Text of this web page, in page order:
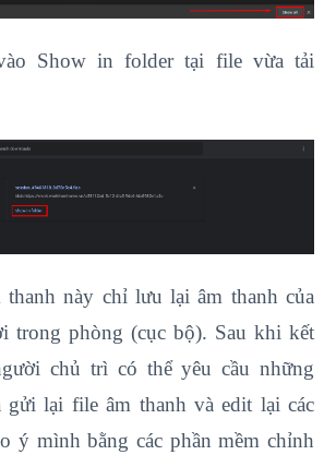
Show in folder tại file vừa tải
này chỉ lưu lại âm thanh của
trong phòng (cục bộ). Sau khi kết
chủ trì có thể yêu cầu những
gửi lại file âm thanh và edit lại các
ý mình bằng các phần mềm chỉnh